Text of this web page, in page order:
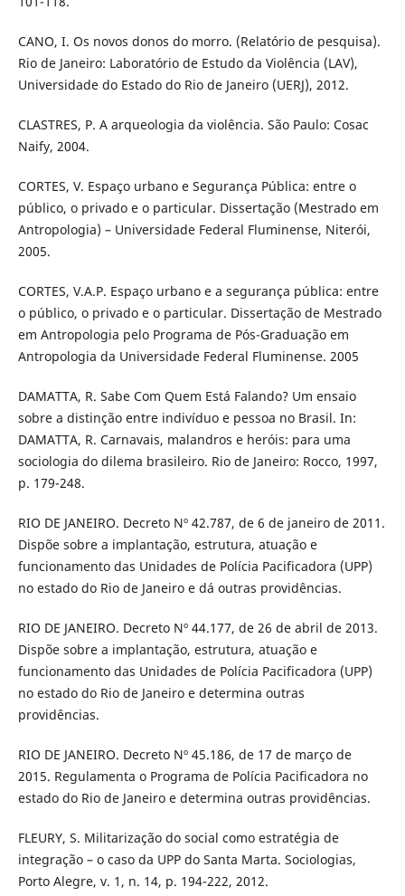
CANO, I. Os novos donos do morro. (Relatório de pesquisa).
Rio de Janeiro: Laboratório de Estudo da Violência (LAV),
Universidade do Estado do Rio de Janeiro (UERJ), 2012.
CLASTRES, P. A arqueologia da violência. São Paulo: Cosac
Naify, 2004.
CORTES, V. Espaço urbano e Segurança Pública: entre o
público, o privado e o particular. Dissertação (Mestrado em
Antropologia) – Universidade Federal Fluminense, Niterói,
2005.
CORTES, V.A.P. Espaço urbano e a segurança pública: entre
o público, o privado e o particular. Dissertação de Mestrado
em Antropologia pelo Programa de Pós-Graduação em
Antropologia da Universidade Federal Fluminense. 2005
DAMATTA, R. Sabe Com Quem Está Falando? Um ensaio
sobre a distinção entre indivíduo e pessoa no Brasil. In:
DAMATTA, R. Carnavais, malandros e heróis: para uma
sociologia do dilema brasileiro. Rio de Janeiro: Rocco, 1997,
p. 179-248.
RIO DE JANEIRO. Decreto Nº 42.787, de 6 de janeiro de 2011.
Dispõe sobre a implantação, estrutura, atuação e
funcionamento das Unidades de Polícia Pacificadora (UPP)
no estado do Rio de Janeiro e dá outras providências.
RIO DE JANEIRO. Decreto Nº 44.177, de 26 de abril de 2013.
Dispõe sobre a implantação, estrutura, atuação e
funcionamento das Unidades de Polícia Pacificadora (UPP)
no estado do Rio de Janeiro e determina outras
providências.
RIO DE JANEIRO. Decreto Nº 45.186, de 17 de março de
2015. Regulamenta o Programa de Polícia Pacificadora no
estado do Rio de Janeiro e determina outras providências.
FLEURY, S. Militarização do social como estratégia de
integração – o caso da UPP do Santa Marta. Sociologias,
Porto Alegre, v. 1, n. 14, p. 194-222, 2012.